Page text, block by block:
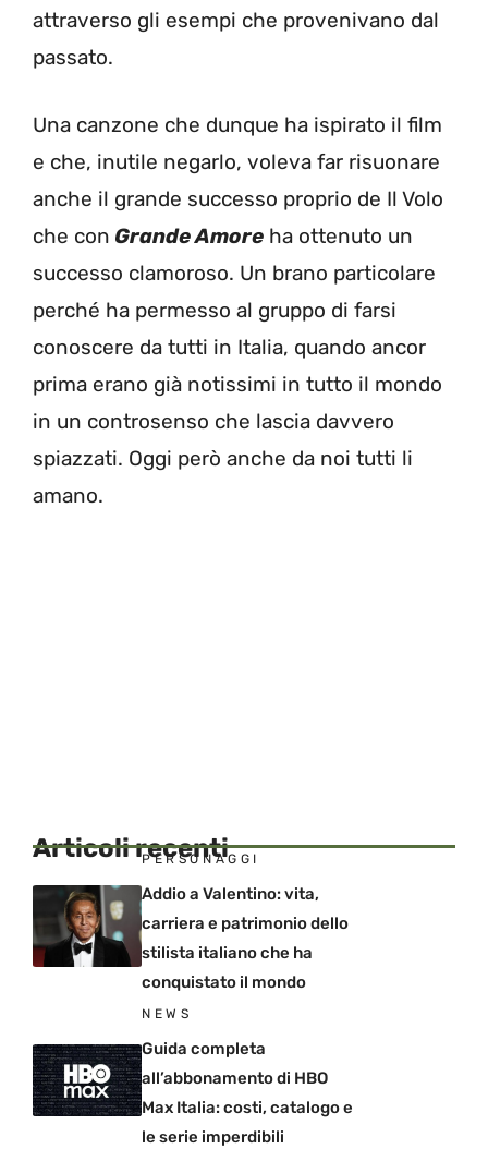
attraverso gli esempi che provenivano dal
passato.
Una canzone che dunque ha ispirato il film
e che, inutile negarlo, voleva far risuonare
anche il grande successo proprio de Il Volo
che con Grande Amore ha ottenuto un
successo clamoroso. Un brano particolare
perché ha permesso al gruppo di farsi
conoscere da tutti in Italia, quando ancor
prima erano già notissimi in tutto il mondo
in un controsenso che lascia davvero
spiazzati. Oggi però anche da noi tutti li
amano.
Articoli recenti
PERSONAGGI
Addio a Valentino: vita,
carriera e patrimonio dello
stilista italiano che ha
conquistato il mondo
NEWS
Guida completa
all’abbonamento di HBO
Max Italia: costi, catalogo e
le serie imperdibili